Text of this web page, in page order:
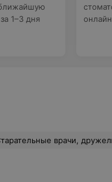
1–3 дня
врачи,